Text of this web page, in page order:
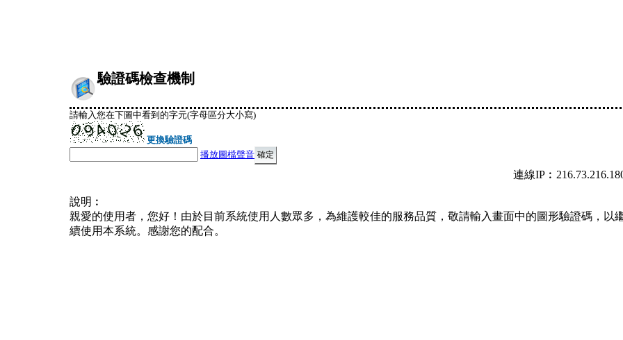
驗證碼檢查機制
請輸入您在下圖中看到的字元(字母區分大小寫)
更換驗證碼
播放圖檔聲音
連線
說明︰
親愛的使用者，您好！由於目前系統使用人數眾多，為維護較佳的服務品質，敬請輸入畫面中的圖形驗證碼，以
續使用本系統。感謝您的配合。